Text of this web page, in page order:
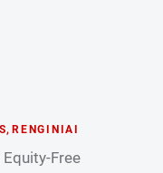
,RENGINIAI
Free